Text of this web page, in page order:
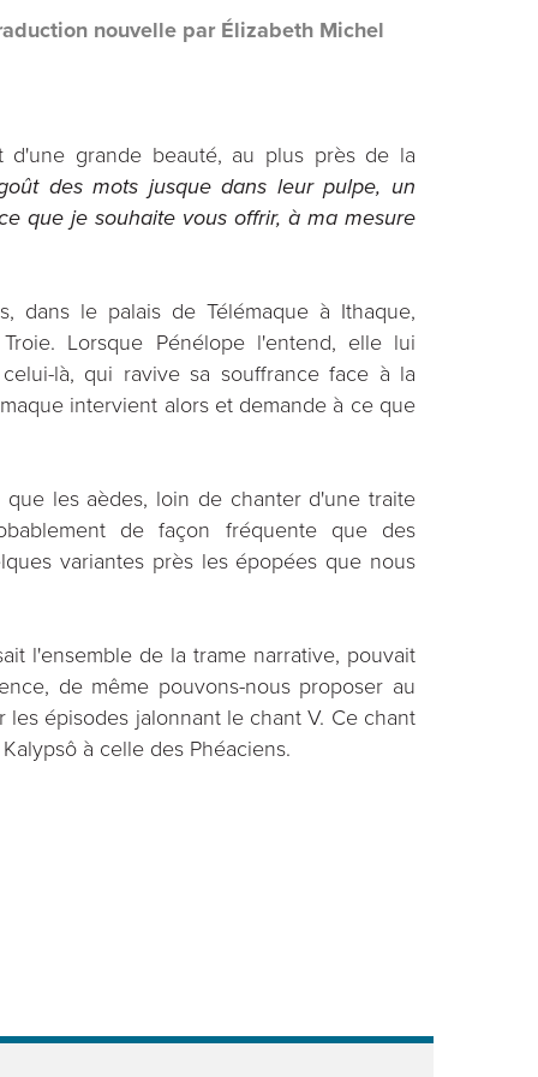
nouvelle par Élizabeth Michel
grande beauté, au plus près de la
des mots jusque dans leur pulpe, un
que je souhaite vous offrir, à ma mesure
dans le palais de Télémaque à Ithaque,
Lorsque Pénélope l'entend, elle lui
là, qui ravive sa souffrance face à la
intervient alors et demande à ce que
les aèdes, loin de chanter d'une traite
de façon fréquente que des
variantes près les épopées que nous
l'ensemble de la trame narrative, pouvait
de même pouvons-nous proposer au
épisodes jalonnant le chant V. Ce chant
à celle des Phéaciens.